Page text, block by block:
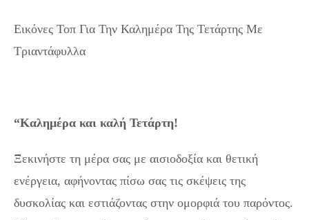
Εικόνες Τοπ Για Την Καλημέρα Της Τετάρτης Με
Τριαντάφυλλα
“Καλημέρα και καλή Τετάρτη!
Ξεκινήστε τη μέρα σας με αισιοδοξία και θετική
ενέργεια, αφήνοντας πίσω σας τις σκέψεις της
δυσκολίας και εστιάζοντας στην ομορφιά του παρόντος.